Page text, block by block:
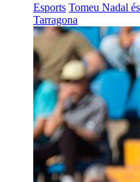
Esports Tomeu Nadal
Tarragona